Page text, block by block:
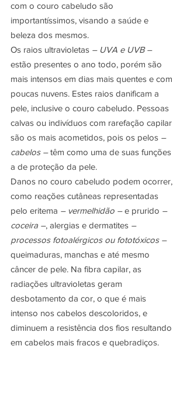
com o couro cabeludo são
importantíssimos, visando a saúde e
beleza dos mesmos.
Os raios ultravioletas – UVA e UVB –
estão presentes o ano todo, porém são
mais intensos em dias mais quentes e com
poucas nuvens. Estes raios danificam a
pele, inclusive o couro cabeludo. Pessoas
calvas ou indivíduos com rarefação capilar
são os mais acometidos, pois os pelos –
cabelos – têm como uma de suas funções
a de proteção da pele.
Danos no couro cabeludo podem ocorrer,
como reações cutâneas representadas
pelo eritema – vermelhidão – e prurido –
coceira –, alergias e dermatites –
processos fotoalérgicos ou fototóxicos –
queimaduras, manchas e até mesmo
câncer de pele. Na fibra capilar, as
radiações ultravioletas geram
desbotamento da cor, o que é mais
intenso nos cabelos descoloridos, e
diminuem a resistência dos fios resultando
em cabelos mais fracos e quebradiços.